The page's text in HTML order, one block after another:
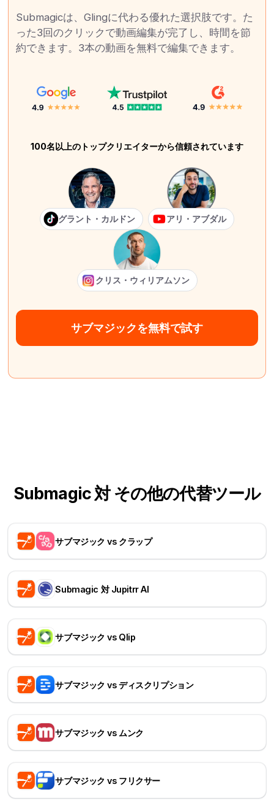
Submagicは、Glingに代わる優れた選択肢です。た
った3回のクリックで動画編集が完了し、時間を節
約できます。3本の動画を無料で編集できます。
100名以上のトップクリエイターから信頼されています
グラント・カルドン アリ・アブダル
クリス・ウィリアムソン
サブマジックを無料で試す
Submagic 対 その他の代替ツール
サブマジック vs クラップ
Submagic 対 Jupitrr AI
サブマジック vs Qlip
サブマジック vs ディスクリプション
サブマジック vs ムンク
サブマジック vs フリクサー